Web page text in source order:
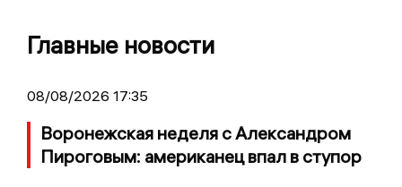
Главные новости
08/08/2026 17:35
Воронежская неделя с Александром
Пироговым: американец впал в ступор